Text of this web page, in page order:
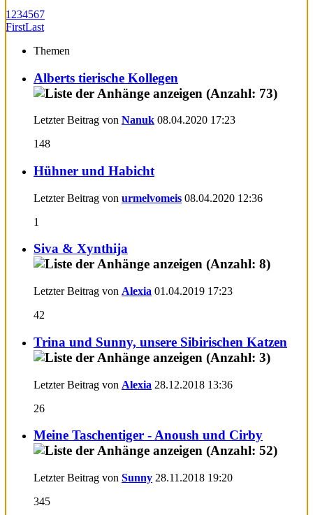
1 234567
FirstLast
Themen
Alberts tierische Kollegen
Letzter Beitrag von Nanuk 08.04.2020 17:23
148
Hühner und Habicht
Letzter Beitrag von urmelvomeis 08.04.2020 12:36
1
Siva & Xynthija
Letzter Beitrag von Alexia 01.04.2019 17:23
42
Trina und Sunny, unsere Sibirischen Katzen
Letzter Beitrag von Alexia 28.12.2018 13:36
26
Meine Taschentiger - Anoush und Cirby
Letzter Beitrag von Sunny 28.11.2018 19:20
345